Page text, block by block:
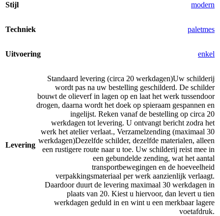
Stijl modern
Techniek paletmes
Uitvoering enkel
Levering
Standaard levering (circa 20 werkdagen)Uw schilderij
wordt pas na uw bestelling geschilderd. De schilder
bouwt de olieverf in lagen op en laat het werk tussendoor
drogen, daarna wordt het doek op spieraam gespannen en
ingelijst. Reken vanaf de bestelling op circa 20
werkdagen tot levering. U ontvangt bericht zodra het
werk het atelier verlaat., Verzamelzending (maximaal 30
werkdagen)Dezelfde schilder, dezelfde materialen, alleen
een rustigere route naar u toe. Uw schilderij reist mee in
een gebundelde zending, wat het aantal
transportbewegingen en de hoeveelheid
verpakkingsmateriaal per werk aanzienlijk verlaagt.
Daardoor duurt de levering maximaal 30 werkdagen in
plaats van 20. Kiest u hiervoor, dan levert u tien
werkdagen geduld in en wint u een merkbaar lagere
voetafdruk.